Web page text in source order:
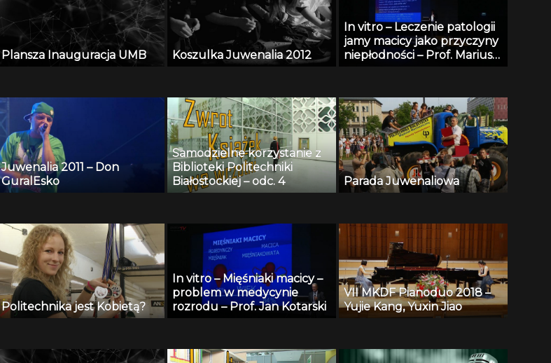
Plansza Inauguracja UMB Koszulka Juwenalia 2012
In vitro – Leczenie patologii
jamy macicy jako przyczyny
niepłodności – Prof. Mariusz
Juwenalia 2011 – Don
GuralEsko
Samodzielne korzystanie z
Biblioteki Politechniki
Białostockiej – odc. 4
Parada Juwenaliowa
Politechnika jest Kobietą?
In vitro – Mięśniaki macicy –
problem w medycynie
rozrodu – Prof. Jan Kotarski
VII MKDF Pianoduo 2018 –
Yujie Kang, Yuxin Jiao